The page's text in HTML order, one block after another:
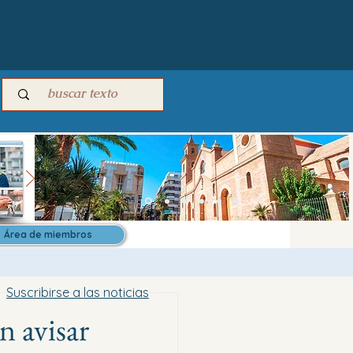
Área de miembros
avisar
Suscribirse a las noticias